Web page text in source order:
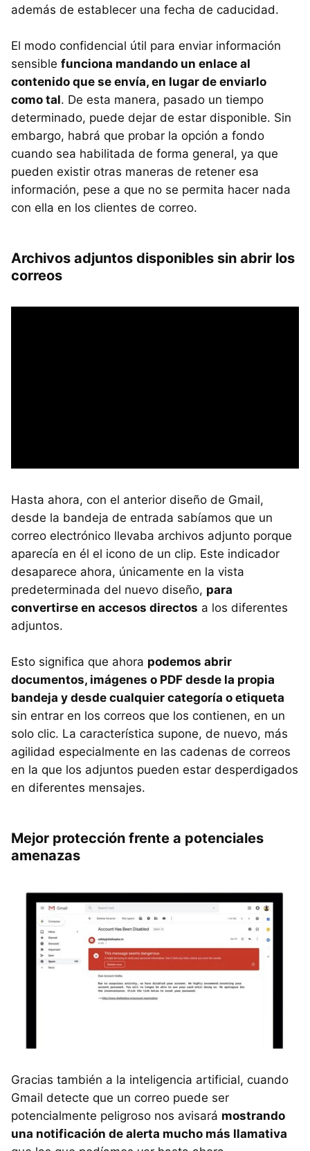
además de establecer una fecha de caducidad.
El modo confidencial útil para enviar información
sensible funciona mandando un enlace al
contenido que se envía, en lugar de enviarlo
como tal. De esta manera, pasado un tiempo
determinado, puede dejar de estar disponible. Sin
embargo, habrá que probar la opción a fondo
cuando sea habilitada de forma general, ya que
pueden existir otras maneras de retener esa
información, pese a que no se permita hacer nada
con ella en los clientes de correo.
Archivos adjuntos disponibles sin abrir los
correos
Hasta ahora, con el anterior diseño de Gmail,
desde la bandeja de entrada sabíamos que un
correo electrónico llevaba archivos adjunto porque
aparecía en él el icono de un clip. Este indicador
desaparece ahora, únicamente en la vista
predeterminada del nuevo diseño, para
convertirse en accesos directos a los diferentes
adjuntos.
Esto significa que ahora podemos abrir
documentos, imágenes o PDF desde la propia
bandeja y desde cualquier categoría o etiqueta
sin entrar en los correos que los contienen, en un
solo clic. La característica supone, de nuevo, más
agilidad especialmente en las cadenas de correos
en la que los adjuntos pueden estar desperdigados
en diferentes mensajes.
Mejor protección frente a potenciales
amenazas
Gracias también a la inteligencia artificial, cuando
Gmail detecte que un correo puede ser
potencialmente peligroso nos avisará mostrando
una notificación de alerta mucho más llamativa